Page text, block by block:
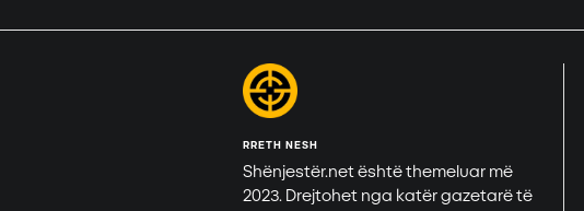
RRETH NESH
Shënjestër.net është themeluar më
2023. Drejtohet nga katër gazetarë të